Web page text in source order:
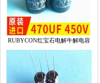
RUBYCON红宝石电解牛解电容